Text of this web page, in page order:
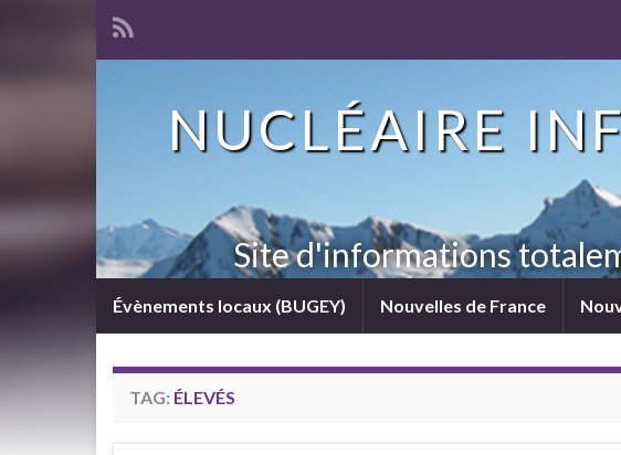
NUCLÉAIRE
Site d'informations
Évènements locaux (BUGEY) Nouvelles de France
TAG: ÉLEVÉS